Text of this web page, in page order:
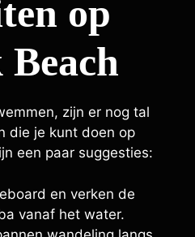
op
zijn er nog tal
die je kunt doen op
een paar suggesties:
en verken de
vanaf het water.